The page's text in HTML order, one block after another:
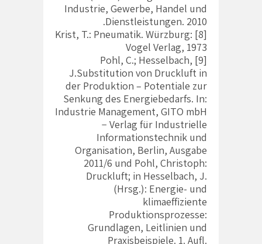
Industrie, Gewerbe, Handel und
Dienstleistungen. 2010.
[8] Krist, T.: Pneumatik. Würzburg:
Vogel Verlag, 1973
[9] Pohl, C.; Hesselbach,
J.Substitution von Druckluft in
der Produktion – Potentiale zur
Senkung des Energiebedarfs. In:
Industrie Management, GITO mbH
− Verlag für Industrielle
Informationstechnik und
Organisation, Berlin, Ausgabe
2011/6 und Pohl, Christoph:
Druckluft; in Hesselbach, J.
(Hrsg.): Energie- und
klimaeffiziente
Produktionsprozesse:
Grundlagen, Leitlinien und
Praxisbeispiele. 1. Aufl.